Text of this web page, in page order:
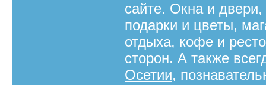
сайте. Окна и
подарки и цветы,
отдыха, кофе и
сторон. А также
Осетии,